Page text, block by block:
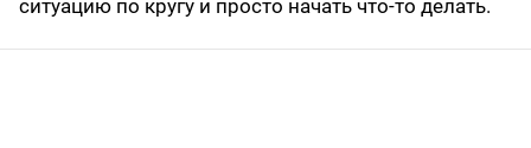
ситуацию по кругу и просто начать что-то делать.